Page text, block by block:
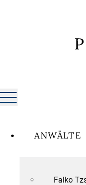
ANWÄLTE
Falko